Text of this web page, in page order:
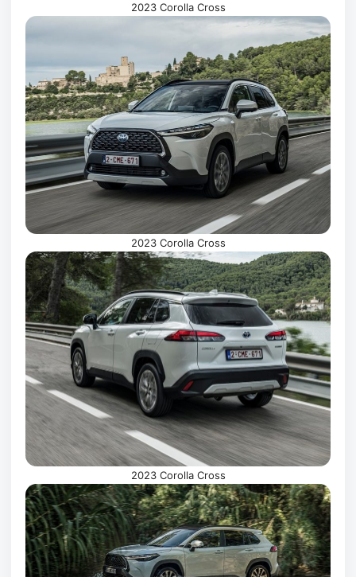
2023 Corolla Cross
2023 Corolla Cross
2023 Corolla Cross